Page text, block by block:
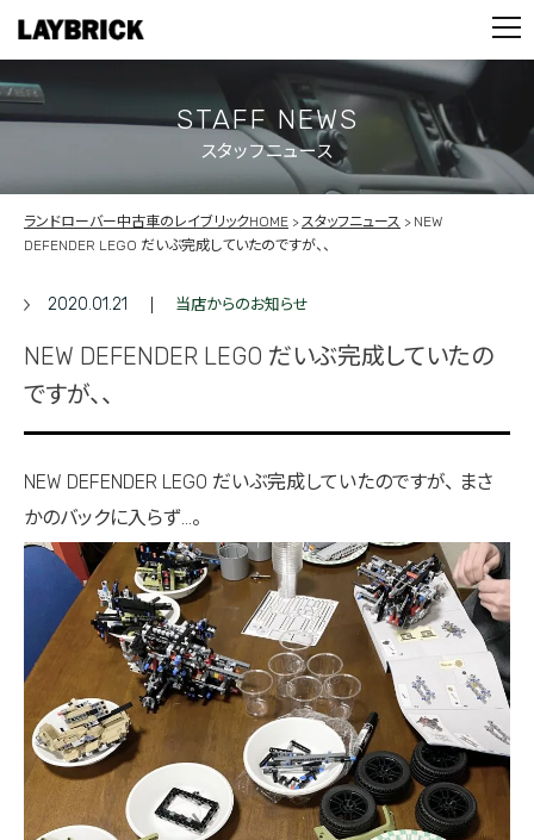
PARTS
CONTACT
PRIVACY POLICY
STAFF NEWS
スタッフニュース
ランドローバー中古車のレイブリックHOME スタッフニュース
NEW
DEFENDER LEGO だいぶ完成していたのですが、、
2020.01.21 当店からのお知らせ
NEW DEFENDER LEGO だいぶ完成していたの
ですが、、
NEW DEFENDER LEGO だいぶ完成していたのですが、 まさ
かのバックに入らず…。